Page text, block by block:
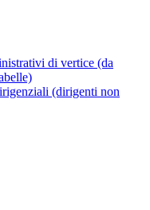
di vertice (da
(dirigenti non